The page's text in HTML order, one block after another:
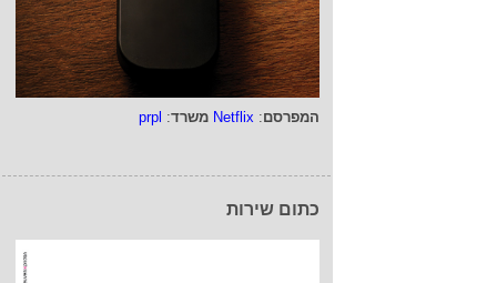
המפרסם:
Netflix משרד:
prpl
כתום שירות